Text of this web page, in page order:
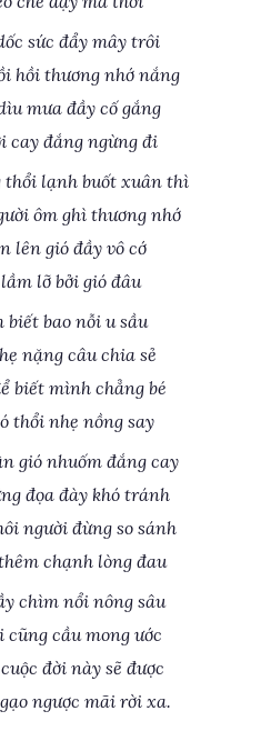
sức đẩy mây trôi
hồi thương nhớ nắng
mưa đầy cố gắng
cay đắng ngừng đi
thổi lạnh buốt xuân thì
ôm ghì thương nhớ
lên gió đầy vô cớ
lỡ bởi gió đâu
bao nỗi u sầu
nặng câu chia sẻ
biết mình chẳng bé
thổi nhẹ nồng say
gió nhuốm đắng cay
đọa đày khó tránh
người đừng so sánh
chạnh lòng đau
chìm nổi nông sâu
cầu mong ước
đời này sẽ được
ngược mãi rời xa.